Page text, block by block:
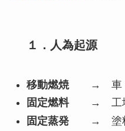
１．人為起源
移動燃焼→ 車・
固定燃料→ 工場
固定蒸発→ 塗料